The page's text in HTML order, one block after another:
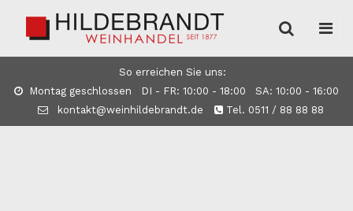
So erreichen Sie uns:
Montag geschlossen DI - FR: 10:00 - 18:00 SA: 10:00 - 16:00
kontakt@weinhildebrandt.de
Tel. 0511 / 88 88 88